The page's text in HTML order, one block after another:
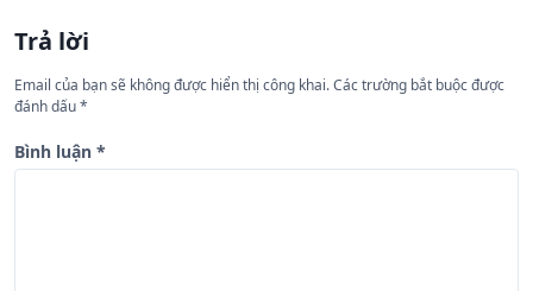
ớ
n
g
b
Trả lời
Email của bạn sẽ không được hiển thị công khai.Các trường bắt buộc được
đánh dấu*
Bình luận *